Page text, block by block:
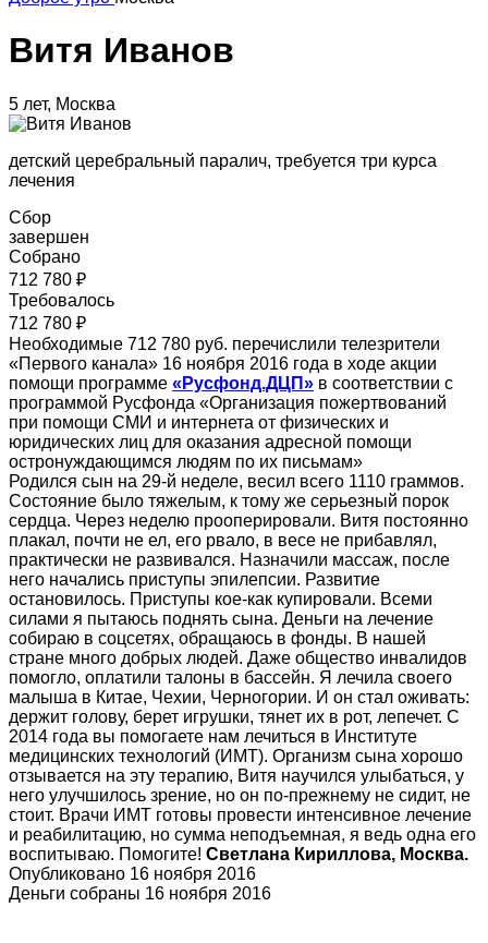
Витя Иванов
5 лет, Москва
детский церебральный паралич, требуется три курса
лечения
Сбор
завершен
Собрано
712 780 ₽
Требовалось
712 780 ₽
Необходимые 712 780 руб. перечислили телезрители
«Первого канала» 16 ноября 2016 года в ходе акции
помощи программе «Русфонд.ДЦП» в соответствии с
программой Русфонда «Организация пожертвований
при помощи СМИ и интернета от физических и
юридических лиц для оказания адресной помощи
остронуждающимся людям по их письмам»
Родился сын на 29-й неделе, весил всего 1110 граммов.
Состояние было тяжелым, к тому же серьезный порок
сердца. Через неделю прооперировали. Витя постоянно
плакал, почти не ел, его рвало, в весе не прибавлял,
практически не развивался. Назначили массаж, после
него начались приступы эпилепсии. Развитие
остановилось. Приступы кое-как купировали. Всеми
силами я пытаюсь поднять сына. Деньги на лечение
собираю в соцсетях, обращаюсь в фонды. В нашей
стране много добрых людей. Даже общество инвалидов
помогло, оплатили талоны в бассейн. Я лечила своего
малыша в Китае, Чехии, Черногории. И он стал оживать:
держит голову, берет игрушки, тянет их в рот, лепечет. С
2014 года вы помогаете нам лечиться в Институте
медицинских технологий (ИМТ). Организм сына хорошо
отзывается на эту терапию, Витя научился улыбаться, у
него улучшилось зрение, но он по-прежнему не сидит, не
стоит. Врачи ИМТ готовы провести интенсивное лечение
и реабилитацию, но сумма неподъемная, я ведь одна его
воспитываю. Помогите! Светлана Кириллова, Москва.
Опубликовано 16 ноября 2016
Деньги собраны 16 ноября 2016